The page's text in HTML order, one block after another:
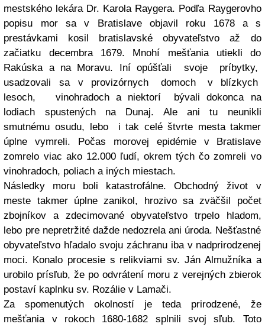
mestského lekára Dr. Karola Raygera. Podľa Raygerovho
popisu mor sa v Bratislave objavil roku 1678 a s
prestávkami kosil bratislavské obyvateľstvo až do
začiatku decembra 1679. Mnohí mešťania utiekli do
Rakúska a na Moravu. Iní opúšťali svoje príbytky,
usadzovali sa v provizórnych domoch v blízkych
lesoch, vinohradoch a niektorí bývali dokonca na
lodiach spustených na Dunaj. Ale ani tu neunikli
smutnému osudu, lebo i tak celé štvrte mesta takmer
úplne vymreli. Počas morovej epidémie v Bratislave
zomrelo viac ako 12.000 ľudí, okrem tých čo zomreli vo
vinohradoch, poliach a iných miestach.
Následky moru boli katastrofálne. Obchodný život v
meste takmer úplne zanikol, hrozivo sa zväčšil počet
zbojníkov a zdecimované obyvateľstvo trpelo hladom,
lebo pre nepretržité dažde nedozrela ani úroda. Nešťastné
obyvateľstvo hľadalo svoju záchranu iba v nadprirodzenej
moci. Konalo procesie s relikviami sv. Ján Almužníka a
urobilo prísľub, že po odvrátení moru z verejných zbierok
postaví kaplnku sv. Rozálie v Lamači.
Za spomenutých okolností je teda prirodzené, že
mešťania v rokoch 1680-1682 splnili svoj sľub. Toto